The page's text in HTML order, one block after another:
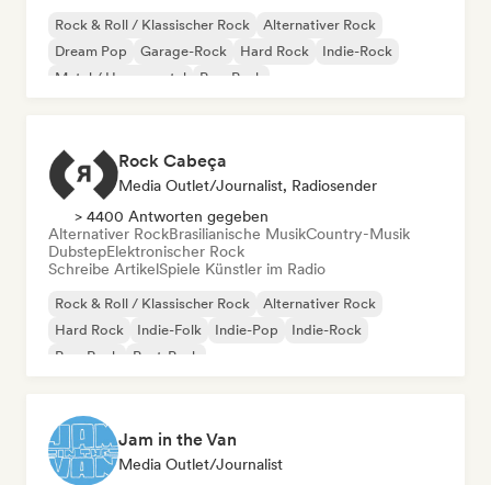
Rock & Roll / Klassischer Rock
Alternativer Rock
Dream Pop
Garage-Rock Hard Rock
Indie-Rock
Metal / Heavy metal
Pop-Punk
Rock Cabeça
Media Outlet/Journalist, Radiosender
> 4400 Antworten gegeben
Alternativer RockBrasilianische MusikCountry-Musik
DubstepElektronischer Rock
Schreibe ArtikelSpiele Künstler im Radio
Rock & Roll / Klassischer Rock
Alternativer Rock
Hard Rock
Indie-Folk Indie-Pop
Indie-Rock
Pop-Rock
Post-Punk
Jam in the Van
Media Outlet/Journalist